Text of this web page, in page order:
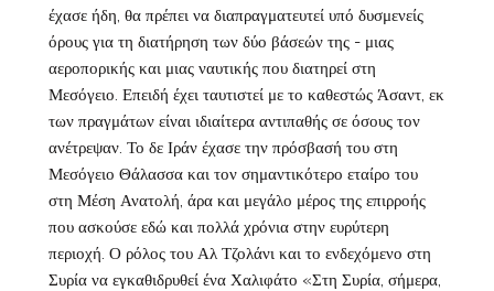
έχασε ήδη, θα πρέπει να διαπραγματευτεί υπό δυσμενείς
όρους για τη διατήρηση των δύο βάσεών της - μιας
αεροπορικής και μιας ναυτικής που διατηρεί στη
Μεσόγειο. Επειδή έχει ταυτιστεί με το καθεστώς Άσαντ, εκ
των πραγμάτων είναι ιδιαίτερα αντιπαθής σε όσους τον
ανέτρεψαν. Το δε Ιράν έχασε την πρόσβασή του στη
Μεσόγειο Θάλασσα και τον σημαντικότερο εταίρο του
στη Μέση Ανατολή, άρα και μεγάλο μέρος της επιρροής
που ασκούσε εδώ και πολλά χρόνια στην ευρύτερη
περιοχή. Ο ρόλος του Αλ Τζολάνι και το ενδεχόμενο στη
Συρία να εγκαθιδρυθεί ένα Χαλιφάτο «Στη Συρία, σήμερα,